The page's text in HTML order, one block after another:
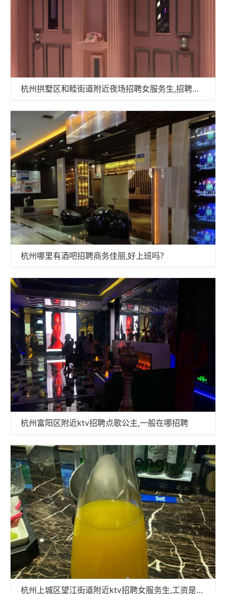
杭州拱墅区和睦街道附近夜场招聘女服务生,招聘信息真实吗？
杭州哪里有酒吧招聘商务佳丽,好上班吗？
杭州富阳区附近ktv招聘点歌公主,一般在哪招聘
杭州上城区望江街道附近ktv招聘女服务生,工资是怎么发放的